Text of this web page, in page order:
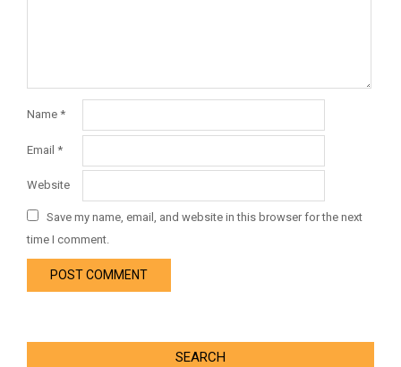
Name *
Email *
Website
Save my name, email, and website in this browser for the next
time I comment.
SEARCH